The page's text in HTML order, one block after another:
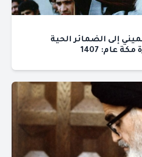
إلى الضمائر الحية
عام: 1407